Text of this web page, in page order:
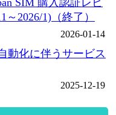
2026/1)（終了）
2026-01-14
動化に伴うサービス
2025-12-19